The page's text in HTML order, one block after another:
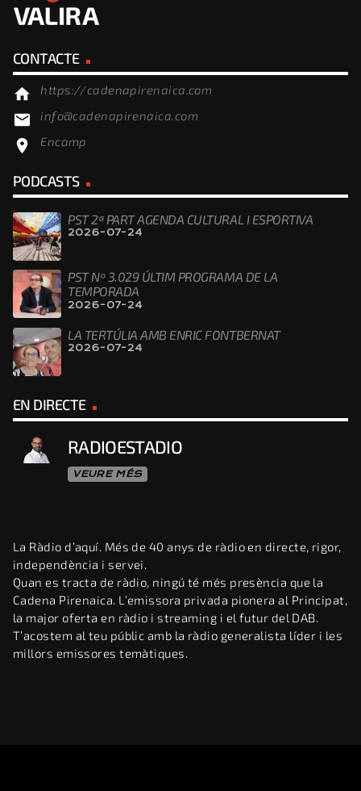
CONTACTE
home https://cadenapirenaica.com
email info@cadenapirenaica.com
location_on Encamp
PODCASTS
PST 2ª PART AGENDA CULTURAL I ESPORTIVA
2026-07-24
PST Nº 3.029 ÚLTIM PROGRAMA DE LA
TEMPORADA
2026-07-24
LA TERTÚLIA AMB ENRIC FONTBERNAT
2026-07-24
EN DIRECTE
RADIOESTADIO
VEURE MÉS
La Ràdio d’aquí. Més de 40 anys de ràdio en directe, rigor,
independència i servei.
Quan es tracta de ràdio, ningú té més presència que la
Cadena Pirenaica. L’emissora privada pionera al Principat,
la major oferta en ràdio i streaming i el futur del DAB.
T’acostem al teu públic amb la ràdio generalista líder i les
millors emissores temàtiques.